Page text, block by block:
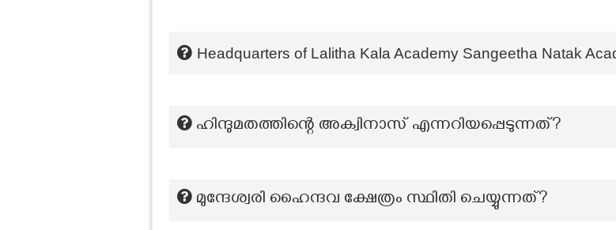
Headquarters of Lalitha Kala Academy Sangeetha Natak
ഹിന്ദുമതത്തിന്റെ അക്വിനാസ് എന്നറിയപ്പെടുന്നത്?
മുന്ദേശ്വരി ഹൈന്ദവ ക്ഷേത്രം സ്ഥിതി ചെയ്യുന്നത്?